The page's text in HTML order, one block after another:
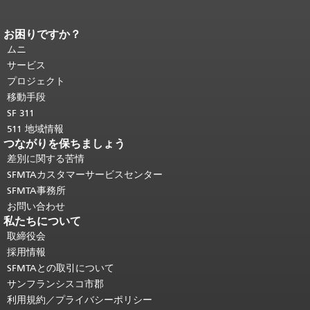
ページコンテンツの終わり。
ジの残りの部分はすべてのページで繰
り返されます。
頭に戻る。
お困りですか？
ムニ
サービス
プロジェクト
移動手段
SF 311
511 地域情報
つながりを保ちましょう
差別に関する苦情
SFMTAカスタマーサービスセンター
SFMTA事務所
お問い合わせ
私たちについて
取締役会
採用情報
SFMTAとの取引について
サンフランシスコ市郡
利用規約／プライバシーポリシー